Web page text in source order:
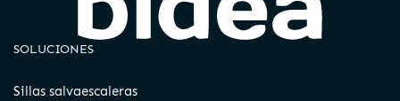
SOLUCIONES
Sillas salvaescaleras